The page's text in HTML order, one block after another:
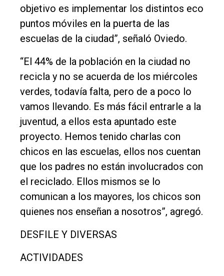
objetivo es implementar los distintos eco
puntos móviles en la puerta de las
escuelas de la ciudad”, señaló Oviedo.
“El 44% de la población en la ciudad no
recicla y no se acuerda de los miércoles
verdes, todavía falta, pero de a poco lo
vamos llevando. Es más fácil entrarle a la
juventud, a ellos esta apuntado este
proyecto. Hemos tenido charlas con
chicos en las escuelas, ellos nos cuentan
que los padres no están involucrados con
el reciclado. Ellos mismos se lo
comunican a los mayores, los chicos son
quienes nos enseñan a nosotros”, agregó.
DESFILE Y DIVERSAS
ACTIVIDADES